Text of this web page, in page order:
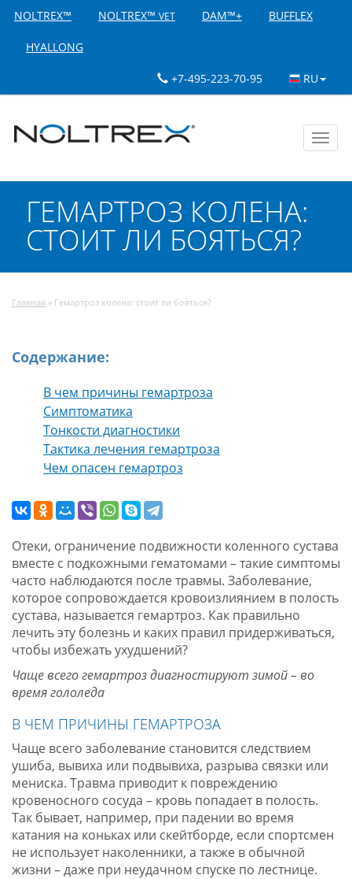
NOLTREX™ NOLTREX™ VET DAM™+ BUFFLEX
HYALLONG
+7-495-223-70-95 RU
ГЕМАРТРОЗ КОЛЕНА:
СТОИТ ЛИ БОЯТЬСЯ?
Главная » Гемартроз колена: стоит ли бояться?
Содержание:
В чем причины гемартроза
Симптоматика
Тонкости диагностики
Тактика лечения гемартроза
Чем опасен гемартроз
Отеки, ограничение подвижности коленного сустава
вместе с подкожными гематомами – такие симптомы
часто наблюдаются после травмы. Заболевание,
которое сопровождается кровоизлиянием в полость
сустава, называется гемартроз. Как правильно
лечить эту болезнь и каких правил придерживаться,
чтобы избежать ухудшений?
Чаще всего гемартроз диагностируют зимой – во
время гололеда
В ЧЕМ ПРИЧИНЫ ГЕМАРТРОЗА
Чаще всего заболевание становится следствием
ушиба, вывиха или подвывиха, разрыва связки или
мениска. Травма приводит к повреждению
кровеносного сосуда – кровь попадает в полость.
Так бывает, например, при падении во время
катания на коньках или скейтборде, если спортсмен
не использует наколенники, а также в обычной
жизни – даже при неудачном спуске по лестнице.